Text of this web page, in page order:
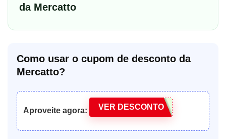
da Mercatto
Como usar o cupom de desconto da
Mercatto?
Aproveite agora: VER DESCONTO